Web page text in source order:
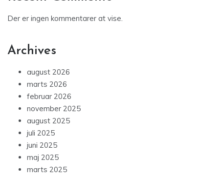
Der er ingen kommentarer at vise.
Archives
august 2026
marts 2026
februar 2026
november 2025
august 2025
juli 2025
juni 2025
maj 2025
marts 2025